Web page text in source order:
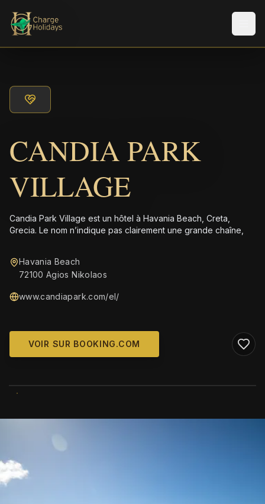
CANDIA PARK
VILLAGE
Candia Park Village est un hôtel à Havania Beach, Creta,
Grecia. Le nom n’indique pas clairement une grande chaîne,
Havania Beach
72100 Agios Nikolaos
www.candiapark.com/el/
VOIR SUR BOOKING.COM